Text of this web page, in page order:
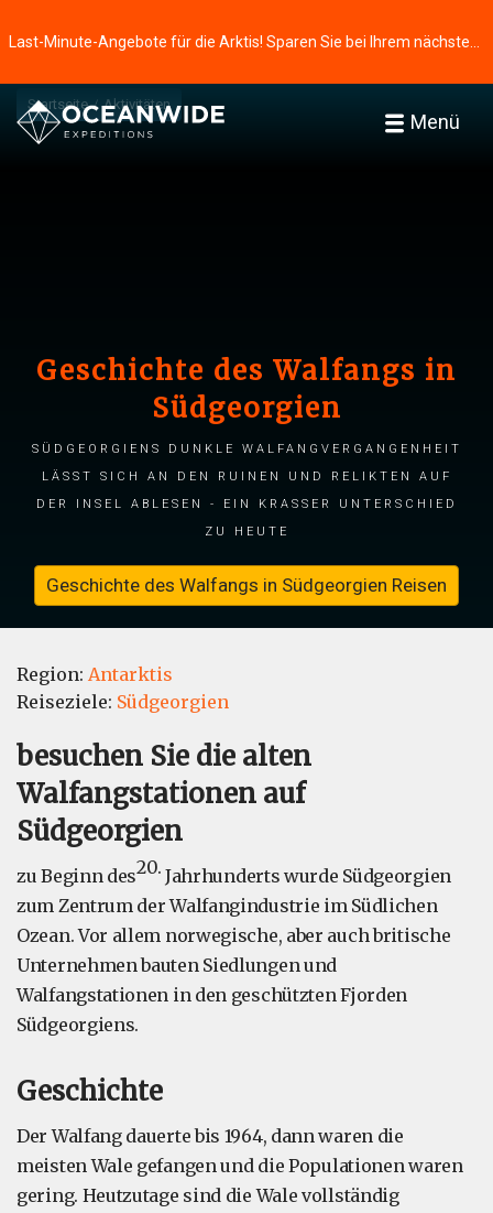
Menü
Startseite Aktivitäten
Geschichte des Walfangs in
Südgeorgien
Südgeorgiens dunkle Walfangvergangenheit
lässt sich an den Ruinen und Relikten auf
der Insel ablesen - ein krasser Unterschied
zu heute
Geschichte des Walfangs in Südgeorgien Reisen
Region: Antarktis
Reiseziele: Südgeorgien
besuchen Sie die alten
Walfangstationen auf
Südgeorgien
zu Beginn des20. Jahrhunderts wurde Südgeorgien
zum Zentrum der Walfangindustrie im Südlichen
Ozean. Vor allem norwegische, aber auch britische
Unternehmen bauten Siedlungen und
Walfangstationen in den geschützten Fjorden
Südgeorgiens.
Geschichte
Der Walfang dauerte bis 1964, dann waren die
meisten Wale gefangen und die Populationen waren
gering. Heutzutage sind die Wale vollständig